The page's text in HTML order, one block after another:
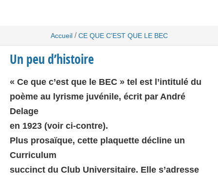
Accueil / CE QUE C’EST QUE LE BEC
Un peu d’histoire
« Ce que c’est que le BEC » tel est l’intitulé du
poème au lyrisme juvénile, écrit par André
Delage
en 1923 (voir ci-contre).
Plus prosaïque, cette plaquette décline un
Curriculum
succinct du Club Universitaire. Elle s’adresse